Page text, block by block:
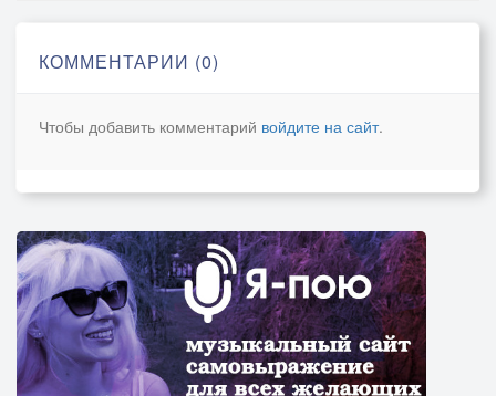
КОММЕНТАРИИ (0)
Чтобы добавить комментарий войдите на сайт.